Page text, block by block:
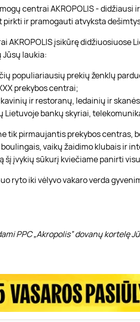
centrai AKROPOLIS -
pirkti ir pramogauti atvyksta
AKROPOLIS įsikūrę didžiuosiuose
Jūsų laukia:
populiariausių prekių ženklų
prekybos centrai;
ir restoranų, ledainių ir
Lietuvoje bankų skyriai,
tik pirmaujantis prekybos centras,
vaikų žaidimo klubais ir
šį įvykių sūkurį kviečiame panirti
ryto iki vėlyvo vakaro verda
PPC „Akropolis” dovanų